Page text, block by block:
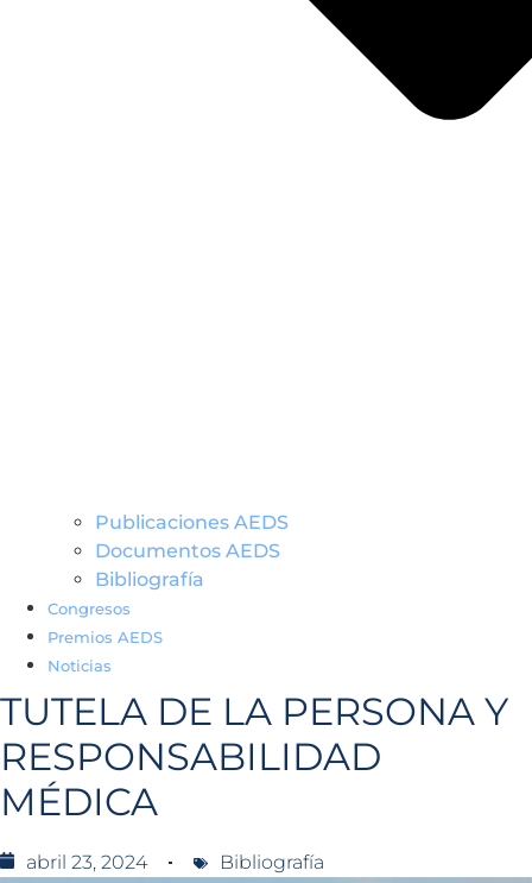
Publicaciones AEDS
Documentos AEDS
Bibliografía
Congresos
Premios AEDS
Noticias
TUTELA DE LA PERSONA Y
RESPONSABILIDAD
MÉDICA
abril 23, 2024 Bibliografía